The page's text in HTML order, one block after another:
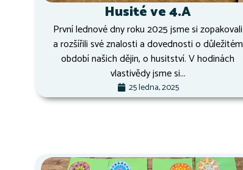
Husité ve 4.A
První lednové dny roku 2025 jsme si zopakovali
a rozšířili své znalosti a dovednosti o důležitém
období našich dějin, o husitství. V hodinách
vlastivědy jsme si...
25 ledna, 2025